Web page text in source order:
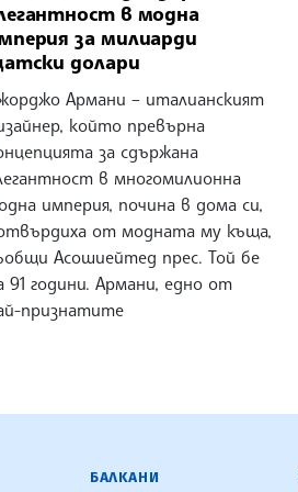
в модна
за милиарди
долари
Армани – италианският
който превърна
за сдържана
в многомилионна
империя, почина в дома си,
от модната му къща,
Асошиейтед прес. Той бе
91 години. Армани, едно от
признатите
БАЛКАНИ